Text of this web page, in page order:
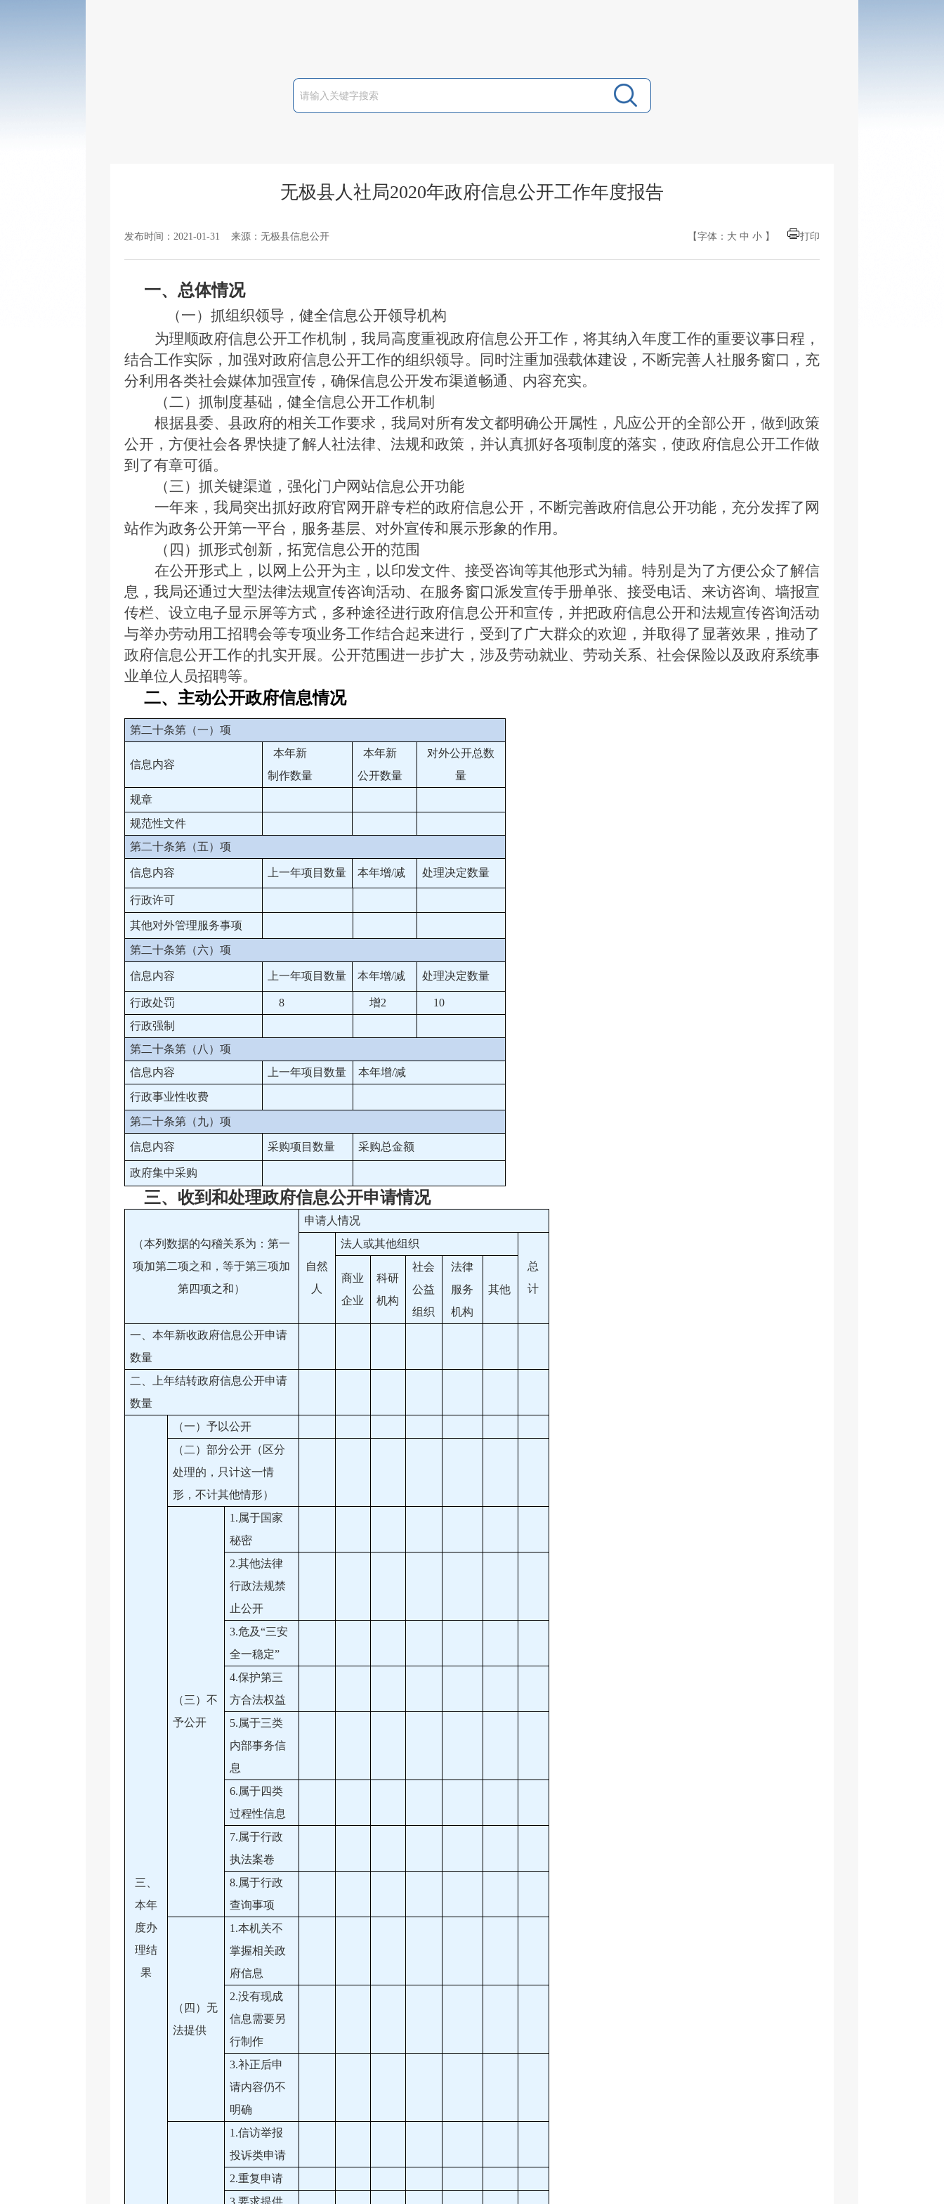
无极县人社局2020年政府信息公开工作年度报告
发布时间：2021-01-31 来源：无极县信息公开 【字体： 大 中 小 】 打印
一、 总体情况
（一）抓组织领导，健全信息公开领导机构
为理顺政府信息公开工作机制，我局高度重视政府信息公开工作，将其纳入年度工作的重要议事日程，
结合工作实际，加强对政府信息公开工作的组织领导。同时注重加强载体建设，不断完善人社服务窗口，充
分利用各类社会媒体加强宣传，确保信息公开发布渠道畅通、内容充实。
（二）抓制度基础，健全信息公开工作机制
根据县委、县政府的相关工作要求，我局对所有发文都明确公开属性，凡应公开的全部公开，做到政策
公开，方便社会各界快捷了解人社法律、法规和政策，并认真抓好各项制度的落实，使政府信息公开工作做
到了有章可循。
（三）抓关键渠道，强化门户网站信息公开功能
一年来，我局突出抓好政府官网开辟专栏的政府信息公开，不断完善政府信息公开功能，充分发挥了网
站作为政务公开第一平台，服务基层、对外宣传和展示形象的作用。
（四）抓形式创新，拓宽信息公开的范围
在公开形式上，以网上公开为主，以印发文件、接受咨询等其他形式为辅。特别是为了方便公众了解信
息，我局还通过大型法律法规宣传咨询活动、在服务窗口派发宣传手册单张、接受电话、来访咨询、墙报宣
传栏、设立电子显示屏等方式，多种途径进行政府信息公开和宣传，并把政府信息公开和法规宣传咨询活动
与举办劳动用工招聘会等专项业务工作结合起来进行，受到了广大群众的欢迎，并取得了显著效果，推动了
政府信息公开工作的扎实开展。 公开范围进一步扩大，涉及劳动就业、劳动关系、社会保险以及政府系统事
业单位人员招聘等。
二、主动公开政府信息情况
第二十条第（一）项
信息内容
本年新
制作数量
本年新
公开数量
对外公开总数
量
规章
规范性文件
第二十条第（五）项
信息内容 上一年项目数量 本年增/减 处理决定数量
行政许可
其他对外管理服务事项
第二十条第（六）项
信息内容 上一年项目数量 本年增/减 处理决定数量
行政处罚 8 增2
10
行政强制
第二十条第（八）项
信息内容
上一年项目数量 本年增/减
行政事业性收费
第二十条第（九）项
信息内容 采购项目数量 采购总金额
政府集中采购
三、 收到和处理政府信息公开申请情况
（本列数据的勾稽关系为：第一
项加第二项之和，等于第三项加
第四项之和）
申请人情况
自然
人
法人或其他组织
总
计
商业
企业
科研
机构
社会
公益
组织
法律
服务
机构
其他
一、本年新收政府信息公开申请
数量
二、上年结转政府信息公开申请
数量
三、
本年
度办
理结
果
（一）予以公开
（二）部分公开（区分
处理的，只计这一情
形，不计其他情形）
（三）不
予公开
1.属于国家
秘密
2.其他法律
行政法规禁
止公开
3.危及“三安
全一稳定”
4.保护第三
方合法权益
5.属于三类
内部事务信
息
6.属于四类
过程性信息
7.属于行政
执法案卷
8.属于行政
查询事项
（四）无
法提供
1.本机关不
掌握相关政
府信息
2.没有现成
信息需要另
行制作
3.补正后申
请内容仍不
明确
1.信访举报
投诉类申请
2.重复申请
3.要求提供